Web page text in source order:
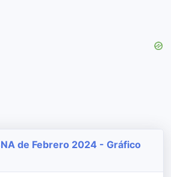
de Febrero 2024 - Gráfico